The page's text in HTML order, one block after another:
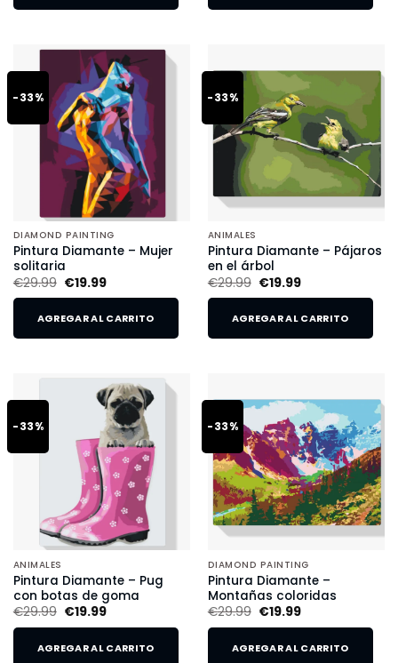
-33%
DIAMOND PAINTING
Pintura Diamante – Mujer
solitaria
€29.99 €19.99
AGREGAR AL CARRITO
-33%
ANIMALES
Pintura Diamante – Pájaros
en el árbol
€29.99 €19.99
AGREGAR AL CARRITO
-33%
ANIMALES
Pintura Diamante – Pug
con botas de goma
€29.99 €19.99
AGREGAR AL CARRITO
-33%
DIAMOND PAINTING
Pintura Diamante –
Montañas coloridas
€29.99 €19.99
AGREGAR AL CARRITO